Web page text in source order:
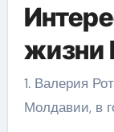
жизни
1. Валерия
Молдавии, в